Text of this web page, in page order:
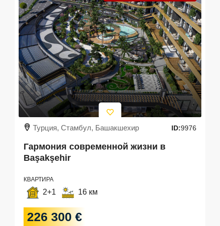
Турция, Стамбул, Башакшехир ID:9976
Гармония современной жизни в
Başakşehir
КВАРТИРА
2+1 16 км
226 300 €